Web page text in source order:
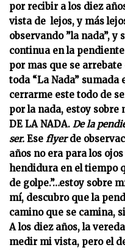
por recibir a los diez
vista de lejos, y más
observando ”la nada”, y
continua en la
por mas que se
toda “La Nada” sumada
cerrarme este todo de
por la nada, estoy sobre
DE LA NADA. De la
ser. Ese flyerde
años no era para los
hendidura en el tiempo
de golpe.”…estoy sobre
mí, descubro que la
camino que se camina,
A los diez años, la
medir mi vista, pero el